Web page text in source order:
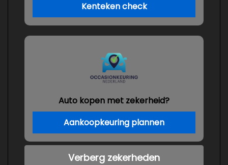
Kenteken check
Auto kopen met zekerheid?
Aankoopkeuring plannen
Verberg zekerheden